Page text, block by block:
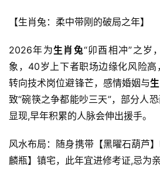
【生肖兔：柔中带刚的破局之年】
2026年为生肖兔“卯酉相冲”之岁
象，40岁上下者职场边缘化风险
转向技术岗位避锋芒，感情婚姻与
致“碗筷之争都能吵三天”，部分人
显现,早年积累的人脉会伸出援手。
风水布局：随身携带【黑曜石葫芦
麟瓶】镇宅，此年宜进修考证,忌为